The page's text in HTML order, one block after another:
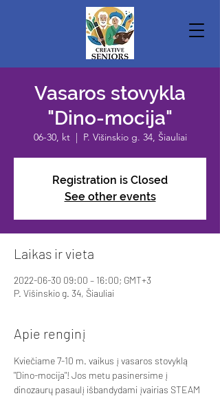
Vasaros stovykla
"Dino-mocija"
06-30, kt
  |
P. Višinskio g. 34, Šiauliai
Registration is Closed
See other events
Laikas ir vieta
2022-06-30 09:00 – 16:00; GMT+3
P. Višinskio g. 34, Šiauliai
Apie renginį
Kviečiame 7-10 m. vaikus į vasaros stovyklą
"Dino-mocija"! Jos metu pasinersime į
dinozaurų pasaulį išbandydami įvairias STEAM